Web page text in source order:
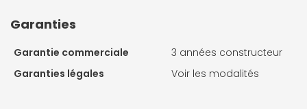
Garanties
Garantie commerciale
3 années constructeur
Garanties légales
Voir les modalités